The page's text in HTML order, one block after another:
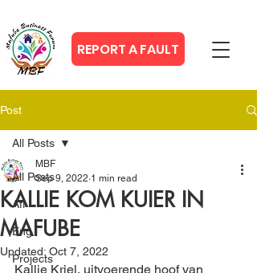
REPORT A FAULT
Post
All Posts
Afr
Eng
Projects
All Posts
KALLIE KOM KUIER IN
MAFUBE
MBF
Sep 9, 2022 1 min read
Updated: Oct 7, 2022
Kallie Kriel, uitvoerende hoof van